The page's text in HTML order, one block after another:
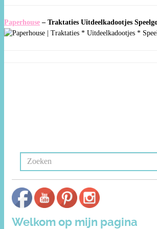
Paperhouse – Traktaties Uitdeelkadootjes
Welkom op mijn pagina